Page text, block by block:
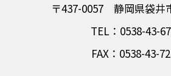
〒437-0057 静岡県袋井
TEL：0538-43-
FAX：0538-43-